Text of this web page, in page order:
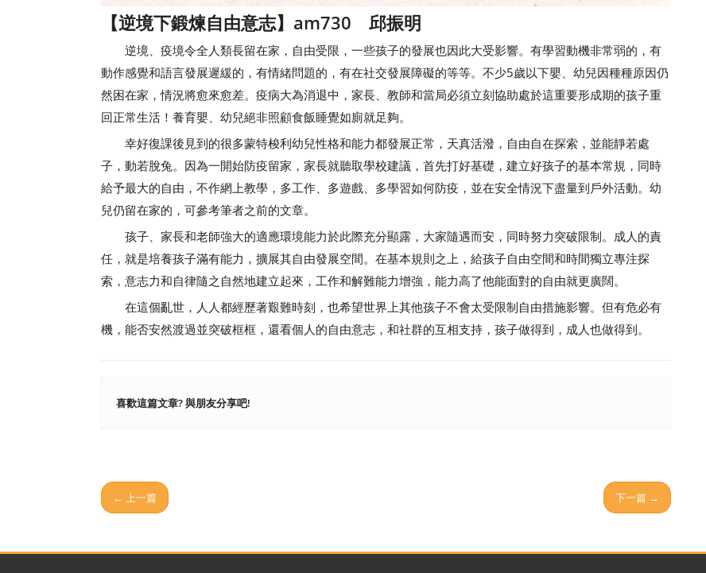
【逆境下鍛煉自由意志】am730 邱振明
逆境、疫境令全人類長留在家，自由受限，一些孩子的發展也因此大受影響。有學習動機非常弱的，有
動作感覺和語言發展遲緩的，有情緒問題的，有在社交發展障礙的等等。不少5歲以下嬰、幼兒因種種原因仍
然困在家，情況將愈來愈差。疫病大為消退中，家長、教師和當局必須立刻協助處於這重要形成期的孩子重
回正常生活！養育嬰、幼兒絕非照顧食飯睡覺如廁就足夠。
幸好復課後見到的很多蒙特梭利幼兒性格和能力都發展正常，天真活潑，自由自在探索，並能靜若處
子，動若脫兔。因為一開始防疫留家，家長就聽取學校建議，首先打好基礎，建立好孩子的基本常規，同時
給予最大的自由，不作網上教學，多工作、多遊戲、多學習如何防疫，並在安全情況下盡量到戶外活動。幼
兒仍留在家的，可參考筆者之前的文章。
孩子、家長和老師強大的適應環境能力於此際充分顯露，大家隨遇而安，同時努力突破限制。成人的責
任，就是培養孩子滿有能力，擴展其自由發展空間。在基本規則之上，給孩子自由空間和時間獨立專注探
索，意志力和自律隨之自然地建立起來，工作和解難能力增強，能力高了他能面對的自由就更廣闊。
在這個亂世，人人都經歷著艱難時刻，也希望世界上其他孩子不會太受限制自由措施影響。但有危必有
機，能否安然渡過並突破框框，還看個人的自由意志，和社群的互相支持，孩子做得到，成人也做得到。
喜歡這篇文章? 與朋友分享吧!
← 上一篇 下一篇 →